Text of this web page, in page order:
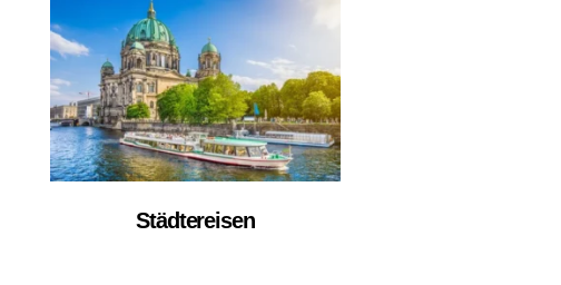
Städtereisen